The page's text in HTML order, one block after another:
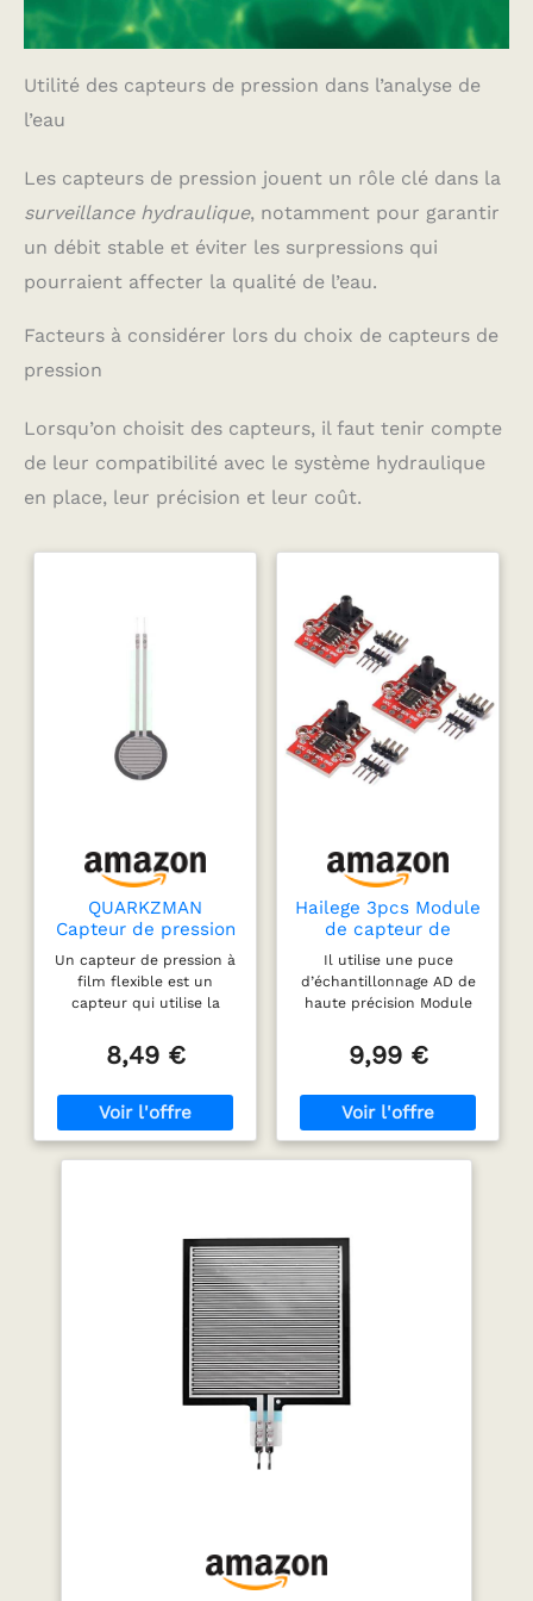
Utilité des capteurs de pression dans l’analyse de
l’eau
Les capteurs de pression jouent un rôle clé dans la
surveillance hydraulique, notamment pour garantir
un débit stable et éviter les surpressions qui
pourraient affecter la qualité de l’eau.
Facteurs à considérer lors du choix de capteurs de
pression
Lorsqu’on choisit des capteurs, il faut tenir compte
de leur compatibilité avec le système hydraulique
en place, leur précision et leur coût.
QUARKZMAN
Capteur de pression
à film mince,
FSR402B Résistance
de détection de
force 0-10 kg
contrainte pour
instruments, 1
paquet
Un capteur de pression à
film flexible est un
capteur qui utilise la
mince pour mesurer la
pression, capturant les
en convertissant la
pression appliquée sur sa
fabrication : Film mince ;
Plage d'induction de
pression : 0-10 kg ; Taille
: 63 x 18 mm / 2,48 x 0,71
pouce ; Zone de
détection efficace : Dia
14,7 mm / 0,58 pouce ;
Largeur de la broche : 0,7
mm / 0,027 pouce ;
caractéristiques d'une
8,49 €
Hailege 3pcs Module
de capteur de
pression
barométrique
Module de pression
d’air numérique
du niveau d’eau
3.3V-5V
Il utilise une puce
d’échantillonnage AD de
haute précision Module
barométrique numérique
Tension de
V ; Pression : 0-40KPa Il
peut également détecter
comprend également un
manuel d’utilisation
électronique, disponible
en anglais, allemand,
français, espagnol, italien,
polonais et néerlandais.
Si vous avez besoin
d’aide, veuillez nous
9,99 €